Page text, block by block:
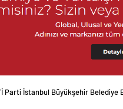
Parti İstanbul Büyükşehir Belediye